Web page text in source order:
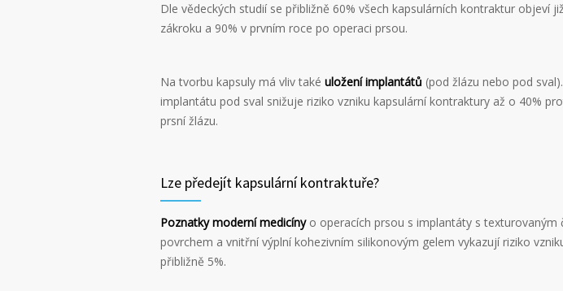
Dle vědeckých studií se přibližně 60% všech kapsulárních kontraktur objeví
zákroku a 90% v prvním roce po operaci prsou.
Na tvorbu kapsuly má vliv také uložení implantátů (pod žlázu nebo pod
implantátu pod sval snižuje riziko vzniku kapsulární kontraktury až o 40%
prsní žlázu.
Lze předejít kapsulární kontraktuře?
Poznatky moderní medicíny o operacích prsou s implantáty s texturovaným
povrchem a vnitřní výplní kohezivním silikonovým gelem vykazují riziko
přibližně 5%.